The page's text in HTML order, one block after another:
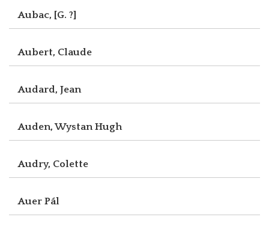
Aubac, [G. ?]
Aubert, Claude
Audard, Jean
Auden, Wystan Hugh
Audry, Colette
Auer Pál